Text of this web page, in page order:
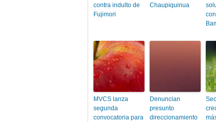
contra indulto de
Fujimori
Chaupiquinua
MVCS lanza
segunda
convocatoria para
Denuncian
presunto
direccionamiento